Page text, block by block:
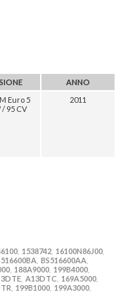
ANNO
Euro 5
/ 95 CV
2011
1538742 16100N86J00
BS516600AA
188A9000 199B4000
A13DTC 169A5000
199B1000 199A3000